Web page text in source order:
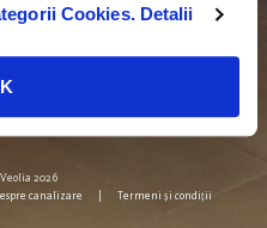
Cookies. Detalii
2026
canalizare Termeni și condiții